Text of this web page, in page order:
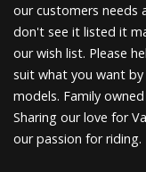
our customers needs
don't see it listed it
our wish list. Please
suit what you want
models. Family
Sharing our love for
our passion for riding.